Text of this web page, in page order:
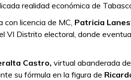
realidad económica de
con licencia de MC, Patricia
VI Distrito electoral, donde
Castro, virtual abanderada
su fórmula en la figura de